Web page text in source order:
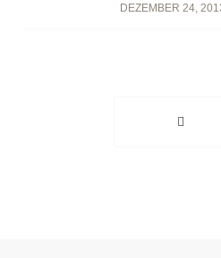
DEZEMBER 24,
/